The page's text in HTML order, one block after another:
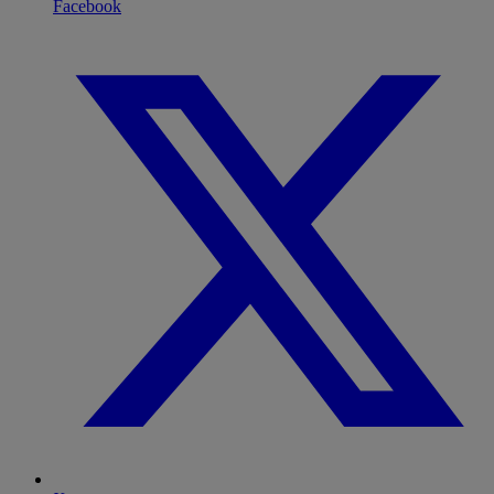
Facebook